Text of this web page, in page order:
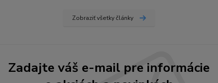
Zobraziť všetky články
Zadajte váš e-mail pre informácie